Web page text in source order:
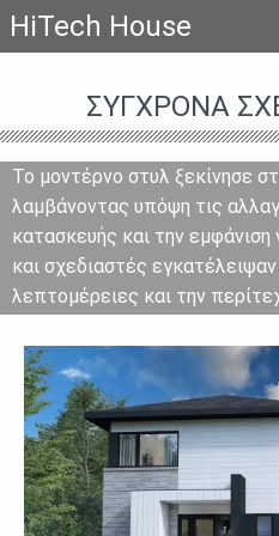
HiTech House
ΣΎΓΧΡΟΝΑ
Το μοντέρνο στυλ ξεκίνησε
λαμβάνοντας υπόψη τις
κατασκευής και την
και σχεδιαστές
λεπτομέρειες και την
δημιουργήσουν τολμηρά και
αρχιτέκτονες
επίπεδες ή υπόστεγες
σκεπαστές βεράντες για να
σπιτιού σε στυλ υψηλής
σύγχρονο σπίτι δεν πρέπει